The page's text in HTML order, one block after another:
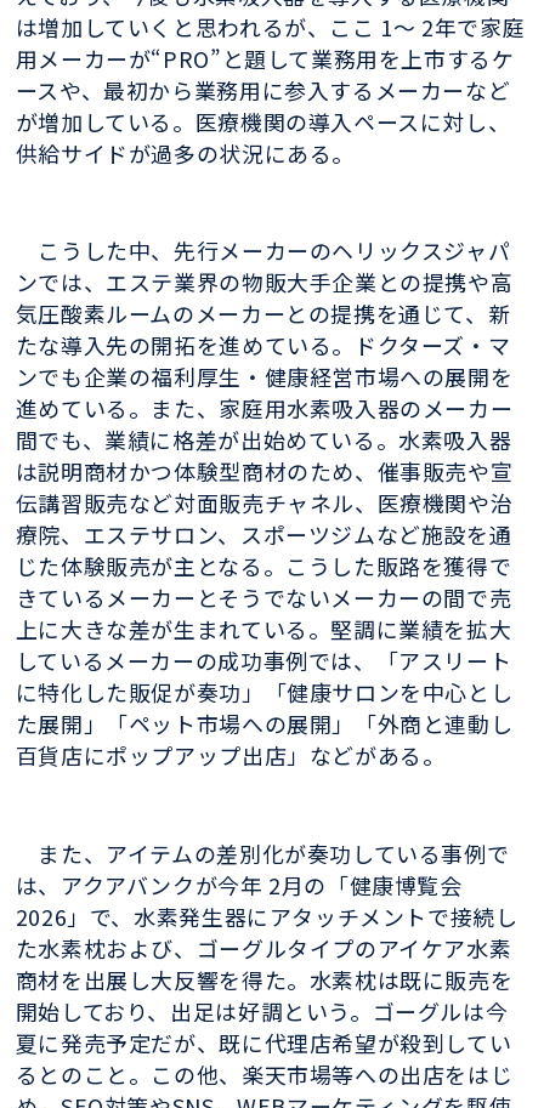
は増加していくと思われるが、ここ 1〜 2年で家庭
用メーカーが“PRO”と題して業務用を上市するケ
ースや、最初から業務用に参入するメーカーなど
が増加している。医療機関の導入ペースに対し、
供給サイドが過多の状況にある。
こうした中、先行メーカーのヘリックスジャパ
ンでは、エステ業界の物販大手企業との提携や高
気圧酸素ルームのメーカーとの提携を通じて、新
たな導入先の開拓を進めている。ドクターズ・マ
ンでも企業の福利厚生・健康経営市場への展開を
進めている。また、家庭用水素吸入器のメーカー
間でも、業績に格差が出始めている。水素吸入器
は説明商材かつ体験型商材のため、催事販売や宣
伝講習販売など対面販売チャネル、医療機関や治
療院、エステサロン、スポーツジムなど施設を通
じた体験販売が主となる。こうした販路を獲得で
きているメーカーとそうでないメーカーの間で売
上に大きな差が生まれている。堅調に業績を拡大
しているメーカーの成功事例では、「アスリート
に特化した販促が奏功」「健康サロンを中心とし
た展開」「ペット市場への展開」「外商と連動し
百貨店にポップアップ出店」などがある。
また、アイテムの差別化が奏功している事例で
は、アクアバンクが今年 2月の「健康博覧会
2026」で、水素発生器にアタッチメントで接続し
た水素枕および、ゴーグルタイプのアイケア水素
商材を出展し大反響を得た。水素枕は既に販売を
開始しており、出足は好調という。ゴーグルは今
夏に発売予定だが、既に代理店希望が殺到してい
るとのこと。この他、楽天市場等への出店をはじ